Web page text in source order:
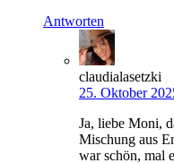
Antworten
claudialasetzki
25. Oktober
Ja, liebe Moni,
Mischung aus
war schön, mal